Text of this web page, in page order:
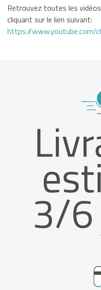
Retrouvez toutes les
cliquant sur le lien suivant:
https://www.youtube.com/
3/